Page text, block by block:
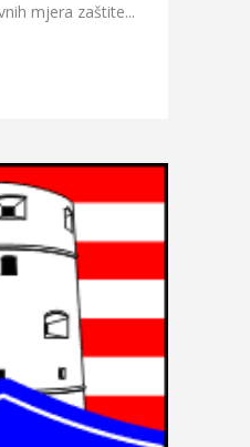
mjera zaštite...